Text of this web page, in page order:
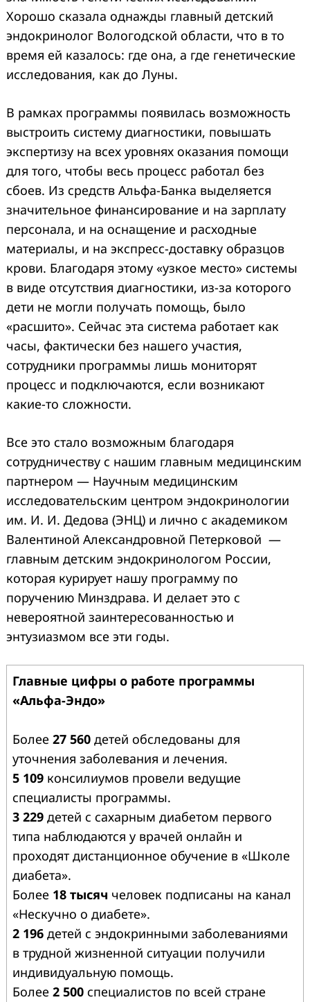
Хорошо сказала однажды главный детский
эндокринолог Вологодской области, что в то
время ей казалось: где она, а где генетические
исследования, как до Луны.
В рамках программы появилась возможность
выстроить систему диагностики, повышать
экспертизу на всех уровнях оказания помощи
для того, чтобы весь процесс работал без
сбоев. Из средств Альфа-Банка выделяется
значительное финансирование и на зарплату
персонала, и на оснащение и расходные
материалы, и на экспресс-доставку образцов
крови. Благодаря этому «узкое место» системы
в виде отсутствия диагностики, из-за которого
дети не могли получать помощь, было
«расшито». Сейчас эта система работает как
часы, фактически без нашего участия,
сотрудники программы лишь мониторят
процесс и подключаются, если возникают
какие-то сложности.
Все это стало возможным благодаря
сотрудничеству с нашим главным медицинским
партнером — Научным медицинским
исследовательским центром эндокринологии
им. И. И. Дедова (ЭНЦ) и лично с академиком
Валентиной Александровной Петерковой —
главным детским эндокринологом России,
которая курирует нашу программу по
поручению Минздрава. И делает это с
невероятной заинтересованностью и
энтузиазмом все эти годы.
Главные цифры о работе программы
«Альфа-Эндо»
Более 27 560 детей обследованы для
уточнения заболевания и лечения.
5 109 консилиумов провели ведущие
специалисты программы.
3 229 детей с сахарным диабетом первого
типа наблюдаются у врачей онлайн и
проходят дистанционное обучение в «Школе
диабета».
Более 18 тысяч человек подписаны на канал
«Нескучно о диабете».
2 196 детей с эндокринными заболеваниями
в трудной жизненной ситуации получили
индивидуальную помощь.
Более 2 500 специалистов по всей стране